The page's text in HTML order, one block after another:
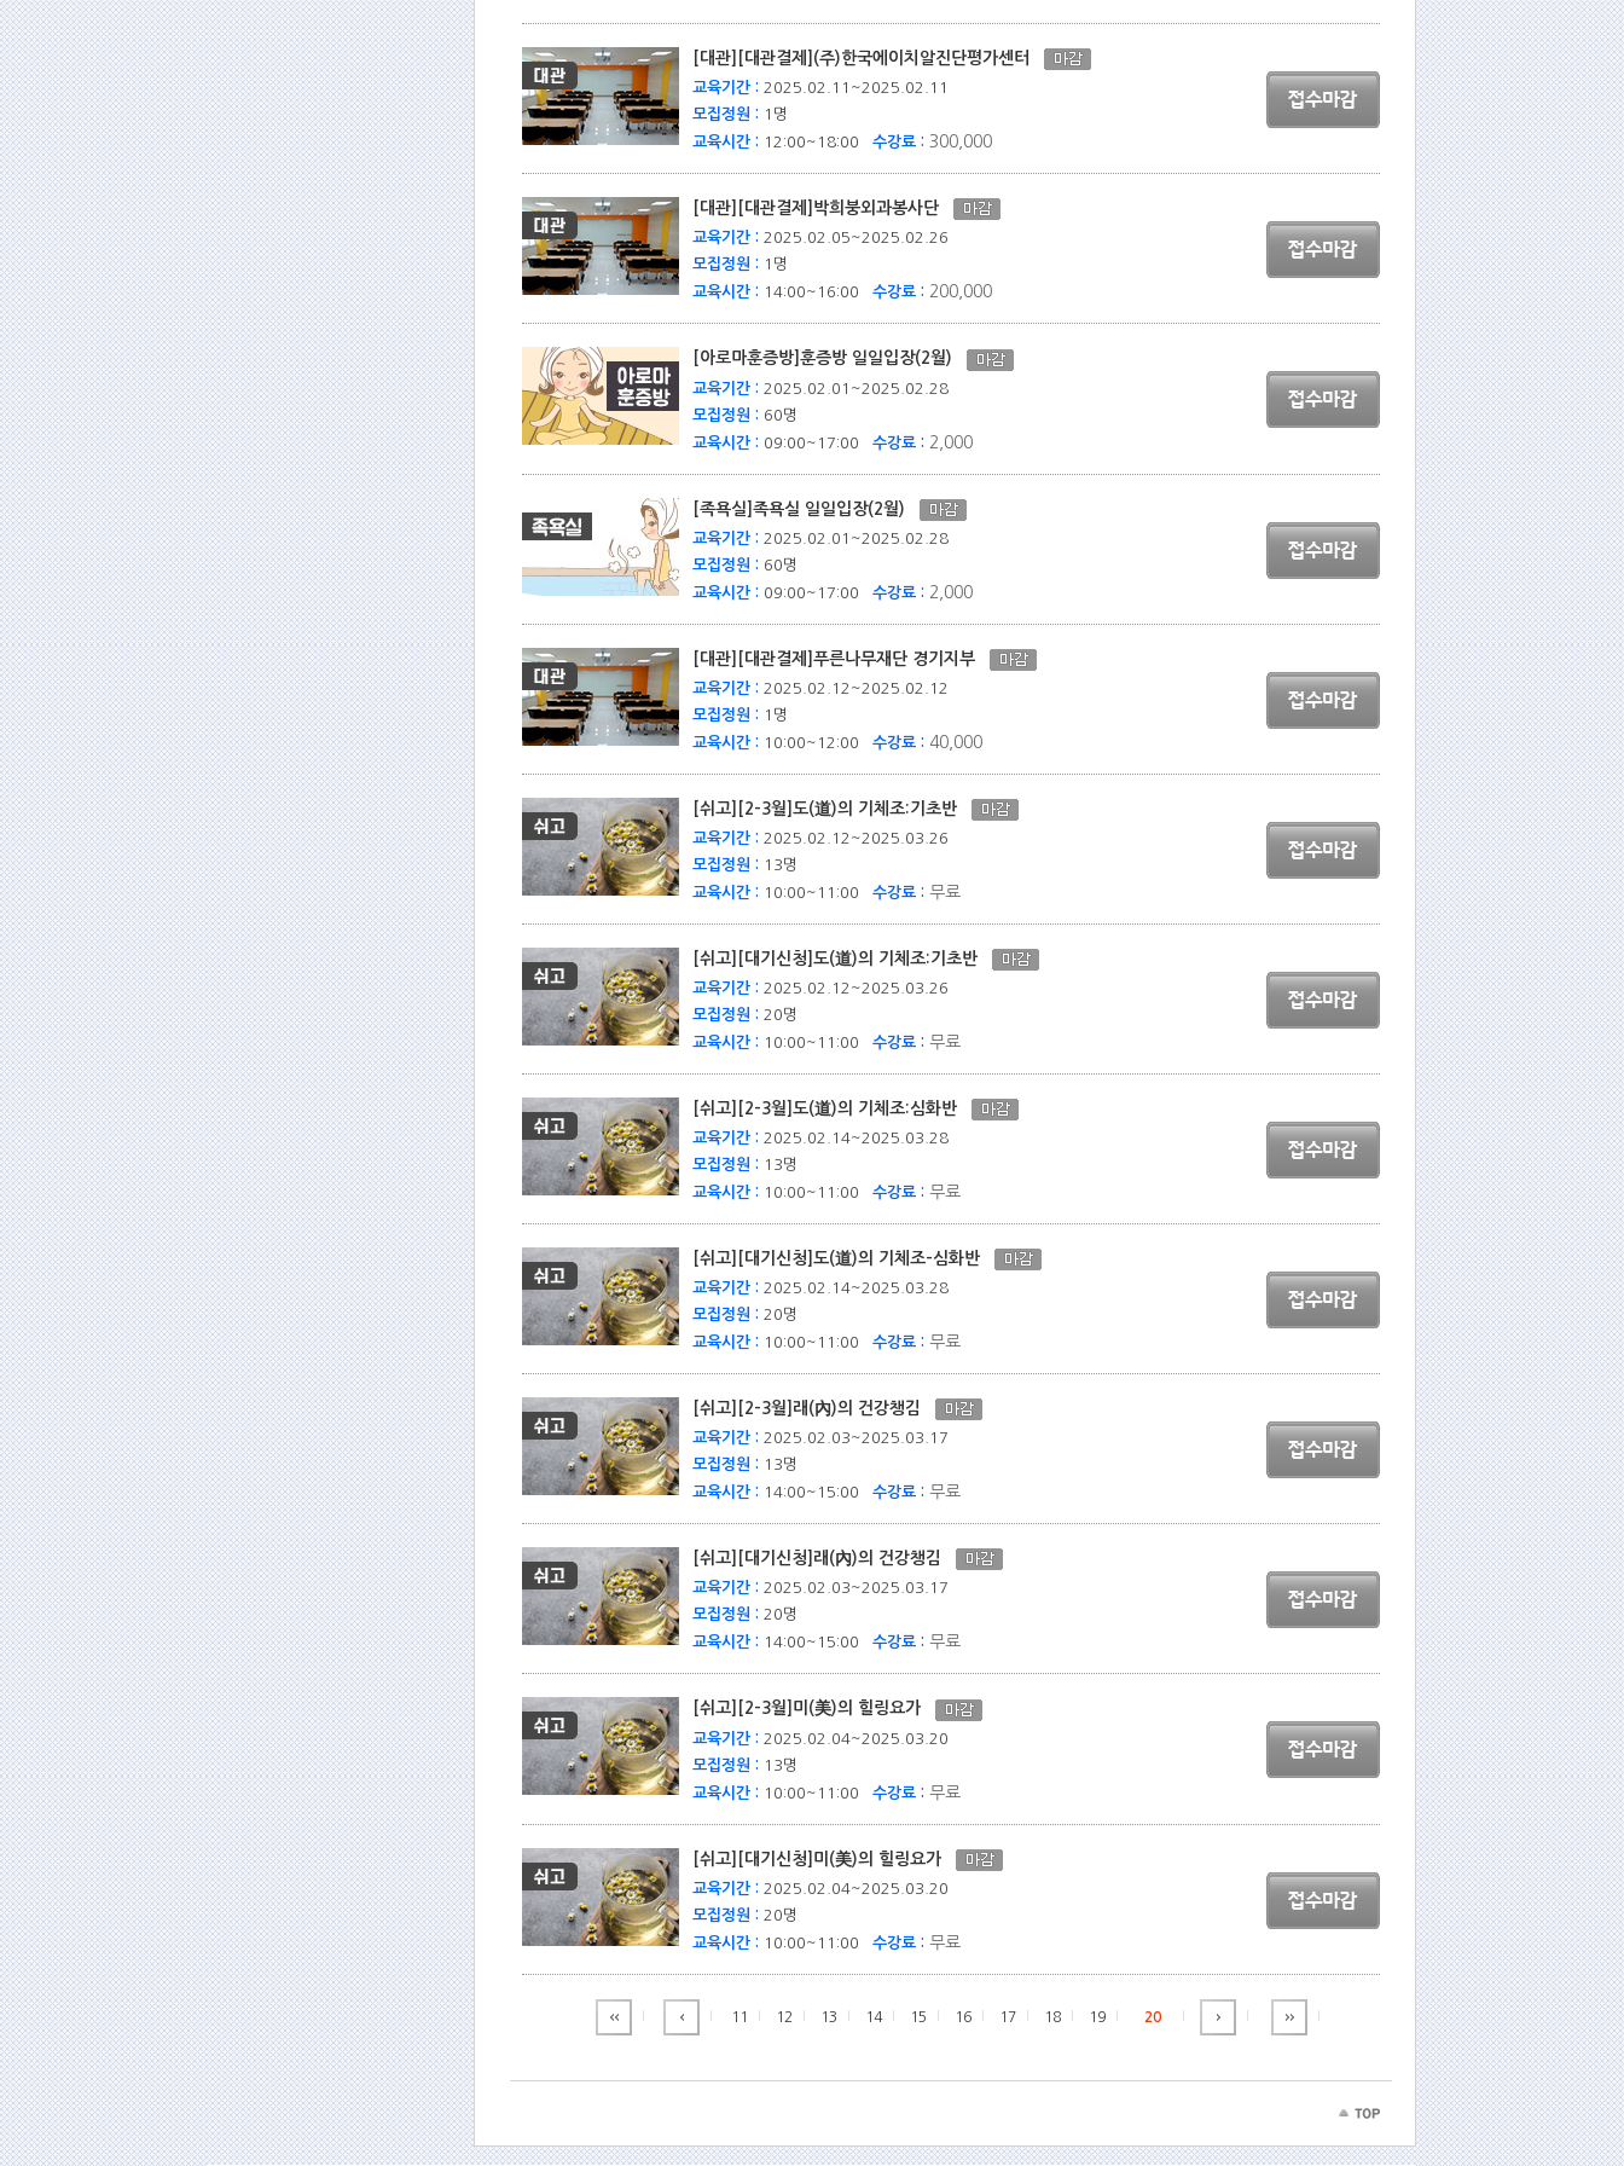
[대관][대관결제](주)한국에이치알진단평가센터
교육기간 : 2025.02.11~2025.02.11
모집정원 : 1명
교육시간 : 12:00~18:00 수강료 : 300,000
[대관][대관결제]박희붕외과봉사단
교육기간 : 2025.02.05~2025.02.26
모집정원 : 1명
교육시간 : 14:00~16:00 수강료 : 200,000
[아로마훈증방]훈증방 일일입장(2월)
교육기간 : 2025.02.01~2025.02.28
모집정원 : 60명
교육시간 : 09:00~17:00 수강료 : 2,000
[족욕실]족욕실 일일입장(2월)
교육기간 : 2025.02.01~2025.02.28
모집정원 : 60명
교육시간 : 09:00~17:00 수강료 : 2,000
[대관][대관결제]푸른나무재단 경기지부
교육기간 : 2025.02.12~2025.02.12
모집정원 : 1명
교육시간 : 10:00~12:00 수강료 : 40,000
[쉬고][2-3월]도(道)의 기체조:기초반
교육기간 : 2025.02.12~2025.03.26
모집정원 : 13명
교육시간 : 10:00~11:00 수강료 : 무료
[쉬고][대기신청]도(道)의 기체조:기초반
교육기간 : 2025.02.12~2025.03.26
모집정원 : 20명
교육시간 : 10:00~11:00 수강료 : 무료
[쉬고][2-3월]도(道)의 기체조:심화반
교육기간 : 2025.02.14~2025.03.28
모집정원 : 13명
교육시간 : 10:00~11:00 수강료 : 무료
[쉬고][대기신청]도(道)의 기체조-심화반
교육기간 : 2025.02.14~2025.03.28
모집정원 : 20명
교육시간 : 10:00~11:00 수강료 : 무료
[쉬고][2-3월]래(內)의 건강챙김
교육기간 : 2025.02.03~2025.03.17
모집정원 : 13명
교육시간 : 14:00~15:00 수강료 : 무료
[쉬고][대기신청]래(內)의 건강챙김
교육기간 : 2025.02.03~2025.03.17
모집정원 : 20명
교육시간 : 14:00~15:00 수강료 : 무료
[쉬고][2-3월]미(美)의 힐링요가
교육기간 : 2025.02.04~2025.03.20
모집정원 : 13명
교육시간 : 10:00~11:00 수강료 : 무료
[쉬고][대기신청]미(美)의 힐링요가
교육기간 : 2025.02.04~2025.03.20
모집정원 : 20명
교육시간 : 10:00~11:00 수강료 : 무료
11 12 13 14 15 16 17 18 19 20